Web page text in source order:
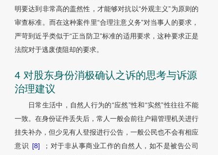
明要达到非常高的盖然性，才能够对抗以“外观主义”为原则的
审查标准。而在这种案件里“合理注意义务”对当事人的要求，
严苛到近乎类似于“正当防卫”标准的适用要求，这种要求正是
法院对于逃废债阻却的要求。
4 对股东身份消极确认之诉的思考与诉源
治理建议
日常生活中，自然人行为的“应然”性和“实然”性往往不能
一致。在身份证件丢失后，常人一般会前往户籍管理机关进行
挂失补办，但少见有人登报进行公告，一般公民也不会有相应
意识 [8]
；对于非从事商业工作的自然人，如不是被告公司